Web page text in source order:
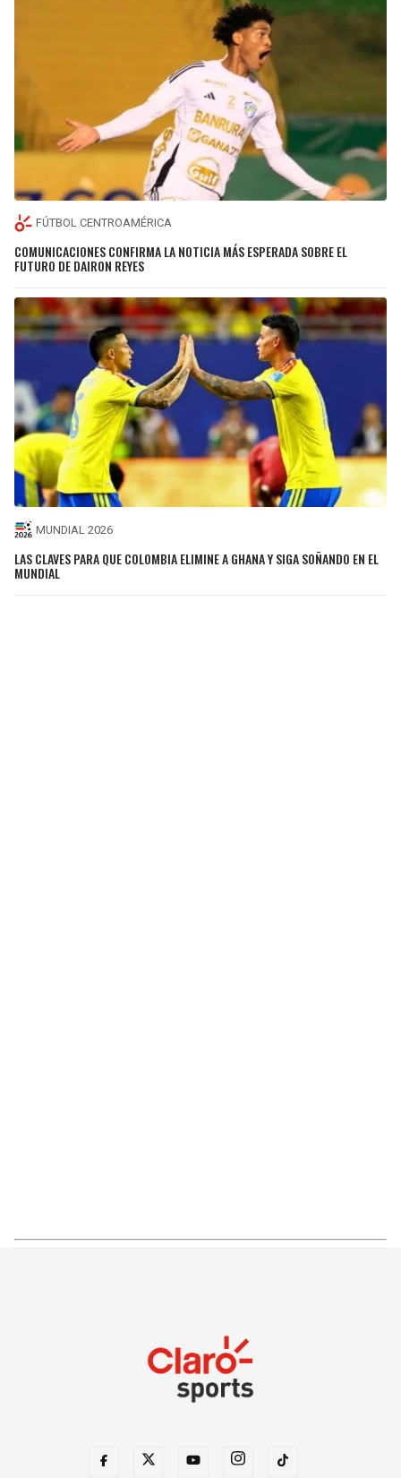
FÚTBOL CENTROAMÉRICA
COMUNICACIONES CONFIRMA LA NOTICIA MÁS ESPERADA SOBRE EL
FUTURO DE DAIRON REYES
MUNDIAL 2026
LAS CLAVES PARA QUE COLOMBIA ELIMINE A GHANA Y SIGA SOÑANDO EN EL
MUNDIAL